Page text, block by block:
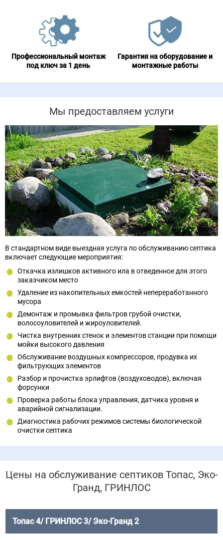
Профессиональный монтаж
под ключ за 1 день
Гарантия на оборудование и
монтажные работы
Мы предоставляем услуги
В стандартном виде выездная услуга по обслуживанию септика
включает следующие мероприятия:
Откачка излишков активного ила в отведенное для этого
заказчиком место
Удаление из накопительных емкостей непереработанного
мусора
Демонтаж и промывка фильтров грубой очистки,
волосоуловителей и жироуловителей.
Чистка внутренних стенок и элементов станции при помощи
мойки высокого давления
Обслуживание воздушных компрессоров, продувка их
фильтрующих элементов
Разбор и прочистка эрлифтов (воздуховодов), включая
форсунки
Проверка работы блока управления, датчика уровня и
аварийной сигнализации.
Диагностика рабочих режимов системы биологической
очистки септика
Цены на обслуживание септиков Топас, Эко-
Гранд, ГРИНЛОС
Топас 4/ ГРИНЛОС 3/ Эко-Гранд 2